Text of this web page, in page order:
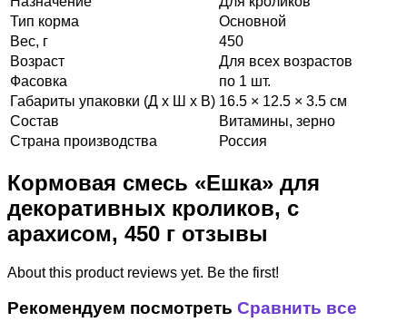
Тип корма
Основной
Вес, г
450
Возраст
Для всех возрастов
Фасовка
по 1 шт.
Габариты упаковки (Д х Ш х В) 16.5 × 12.5 × 3.5 см
Состав
Витамины, зерно
Страна производства
Россия
Кормовая смесь «Ешка» для
декоративных кроликов, с
арахисом, 450 г отзывы
About this product reviews yet. Be the first!
Рекомендуем посмотреть Сравнить все